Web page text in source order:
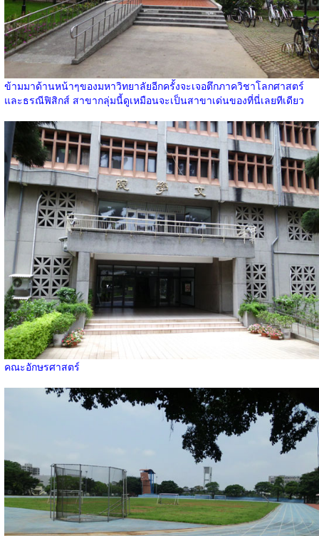
ข้ามมาด้านหน้าๆของมหาวิทยาลัยอีกครั้งจะเจอตึกภาควิชาโลกศาสตร์
และธรณีฟิสิกส์ สาขากลุ่มนี้ดูเหมือนจะเป็นสาขาเด่นของที่นี่เลยทีเดียว
คณะอักษรศาสตร์